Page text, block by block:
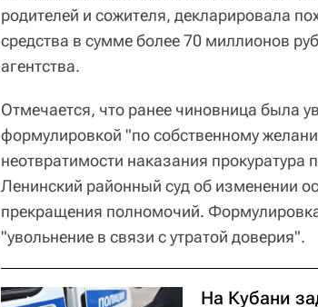
родителей и сожителя, декларировала
средства в сумме более 70 миллионов
агентства.
Отмечается, что ранее чиновница была
формулировкой "по собственному
неотвратимости наказания прокуратура
Ленинский районный суд об изменении
прекращения полномочий.
"увольнение в связи с утратой доверия".
На Кубани